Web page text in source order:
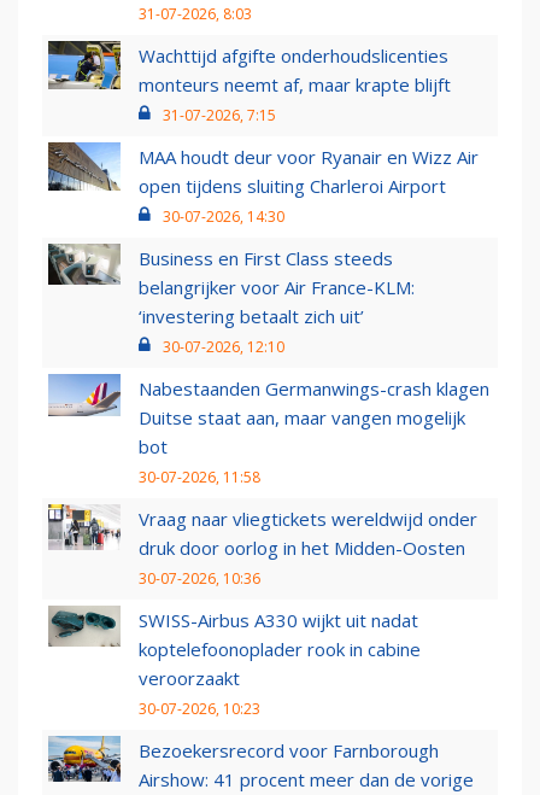
31-07-2026, 8:03
Wachttijd afgifte onderhoudslicenties
monteurs neemt af, maar krapte blijft
31-07-2026, 7:15
MAA houdt deur voor Ryanair en Wizz Air
open tijdens sluiting Charleroi Airport
30-07-2026, 14:30
Business en First Class steeds
belangrijker voor Air France-KLM:
‘investering betaalt zich uit’
30-07-2026, 12:10
Nabestaanden Germanwings-crash klagen
Duitse staat aan, maar vangen mogelijk
bot
30-07-2026, 11:58
Vraag naar vliegtickets wereldwijd onder
druk door oorlog in het Midden-Oosten
30-07-2026, 10:36
SWISS-Airbus A330 wijkt uit nadat
koptelefoonoplader rook in cabine
veroorzaakt
30-07-2026, 10:23
Bezoekersrecord voor Farnborough
Airshow: 41 procent meer dan de vorige